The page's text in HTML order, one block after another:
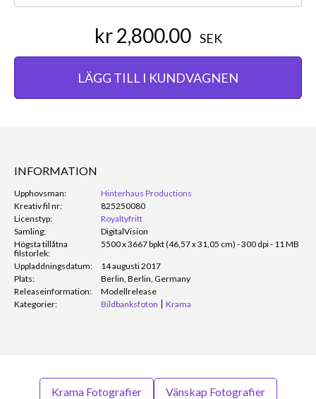
kr 2,800.00 SEK
LÄGG TILL I KUNDVAGNEN
INFORMATION
Upphovsman:
Hinterhaus Productions
Kreativ fil nr:
825250080
Licenstyp:
Royaltyfritt
Samling:
DigitalVision
Högsta tillåtna
filstorlek:
5500 x 3667 bpkt (46,57 x 31,05 cm) - 300 dpi - 11 MB
Uppladdningsdatum:
14 augusti 2017
Plats:
Berlin, Berlin, Germany
Releaseinformation:
Modellrelease
Kategorier:
Bildbanksfoton Krama
Krama Fotografier Vänskap Fotografier